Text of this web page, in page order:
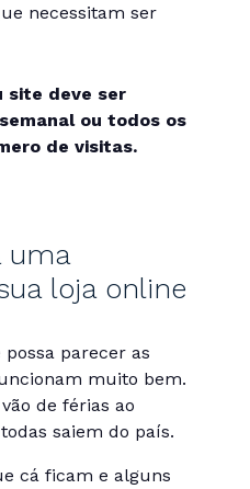
necessitam ser
site deve ser
ou todos os
de visitas.
uma
loja online
parecer as
muito bem.
de férias ao
saiem do país.
cá ficam e alguns